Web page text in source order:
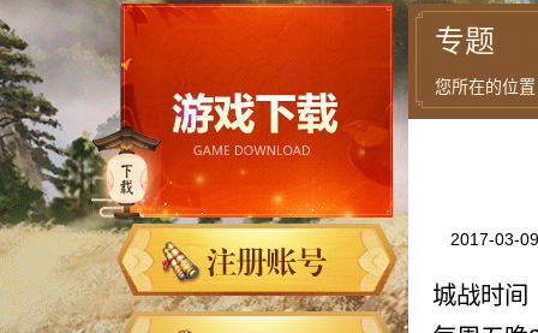
专题
您所在的位
2017-03-
城战时间